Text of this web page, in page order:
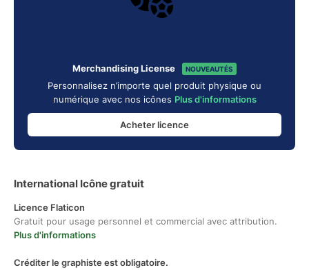
Merchandising License NOUVEAUTÉS
Personnalisez n’importe quel produit physique ou
numérique avec nos icônes Plus d'informations
Acheter licence
International Icône gratuit
Licence Flaticon
Gratuit pour usage personnel et commercial avec attribution.
Plus d'informations
Créditer le graphiste est obligatoire.